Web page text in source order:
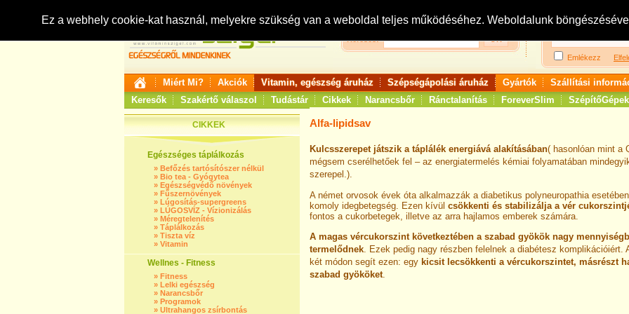
Ez a webhely cookie-kat használ, melyekre szükség van a weboldal teljes működéséhez. Weboldalunk
Keresés:
Bejelentkezés:
Emlékezz
Miért Mi? Akciók Vitamin, egészség áruház Szépségápolási áruház Gyártók Szállítási
Keresők
Szakértő válaszol Tudástár Cikkek Narancsbőr Ránctalanítás ForeverSlim SzépítőGépek
CIKKEK
Egészséges táplálkozás
» Befőzés tartósítószer nélkül
» Bio tea - Gyógytea
» Egészségvédő növények
» Fűszernövények
» Lúgosítás-supergreens
» LÚGOSVÍZ - Vízionizálás
» Méregtelenítés
» Táplálkozás
» Tiszta víz
» Vitamin
Wellnes - Fitness
» Fitness
» Lelki egészség
» Narancsbőr
» Programok
» Ultrahangos zsírbontás
Alfa-lipidsav
Kulcsszerepet játszik a táplálék energiává alakításában( hasonlóan mint a
mégsem cserélhetőek fel – az energiatermelés kémiai folyamatában
szerepel.).
A német orvosok évek óta alkalmazzák a diabetikus polyneuropathia
komoly idegbetegség. Ezen kívül csökkenti és stabilizálja a vér
fontos a cukorbetegek, illetve az arra hajlamos emberek számára.
A magas vércukorszint következtében a szabad gyökök nagy
termelődnek. Ezek pedig nagy részben felelnek a diabétesz komplikációiért.
két módon segít ezen: egy kicsit lecsökkenti a vércukorszintet, másrészt
szabad gyököket.